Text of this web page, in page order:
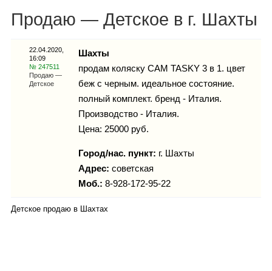
Гороскоп
Продаю — Детское в г. Шахты
22.04.2020,
16:09
№ 247511
Продаю —
Детское
Шахты
продам коляску CAM TASKY 3 в 1. цвет
беж с черным. идеальное состояние.
полный комплект. бренд - Италия.
Производство - Италия.
Цена: 25000 руб.
Город/нас. пункт: г. Шахты
Адрес: советская
Моб.: 8-928-172-95-22
Детское продаю в Шахтах